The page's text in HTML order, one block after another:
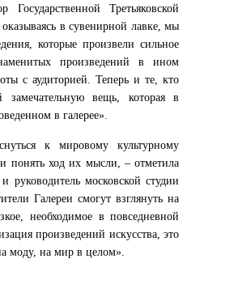
Государственной Третьяковской
в сувенирной лавке, мы
которые произвели сильное
произведений в ином
с аудиторией. Теперь и те, кто
вещь, которая в
в галерее».
к мировому культурному
понять ход их мысли, – отметила
руководитель московской студии
Галереи смогут взглянуть на
необходимое в повседневной
произведений искусства, это
моду, на мир в целом».